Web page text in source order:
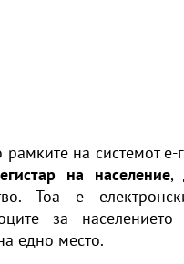
на системот
на население,
Тоа е
за
едно место.